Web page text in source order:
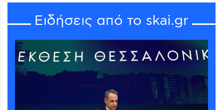
Ειδήσεις από το skai.gr